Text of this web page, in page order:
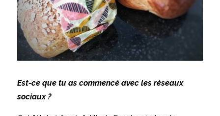
Est-ce que tu as commencé avec les réseaux
sociaux ?